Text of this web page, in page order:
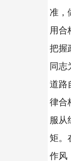
准，
用合
把握
同志
道路
律合
服从
矩。
作风